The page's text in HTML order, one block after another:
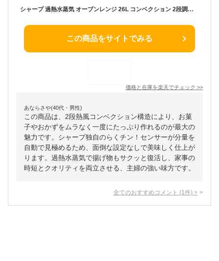
シャープ 過熱水蒸気 オーブンレンジ 26L コンベクション 2段調理 ホワイト RE-SS26B-W
この商品をサイトでみる
価格と在庫を楽天でチェック >>
あならさや(40代・男性)
この商品は、2段熱風コンベクション構造により、お菓
子やおかずをムラなく一度にたっぷり作れるのが最大の
魅力です。シャープ独自のらくチン！センサーが分量を
自動で見極めるため、面倒な設定なしで美味しく仕上が
ります。過熱水蒸気で揚げ物もサクッと復活し、家事の
時短とクオリティを両立させる、主婦の強い味方です。
全てのおすすめコメント (1 件) >